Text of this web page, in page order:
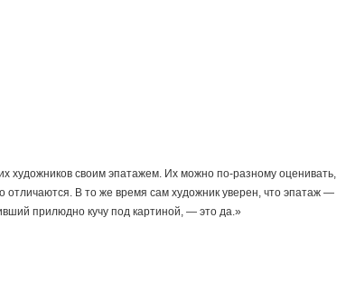
художников своим эпатажем. Их можно по-разному оценивать,
В то же время сам художник уверен, что эпатаж —
прилюдно кучу под картиной, — это да.»